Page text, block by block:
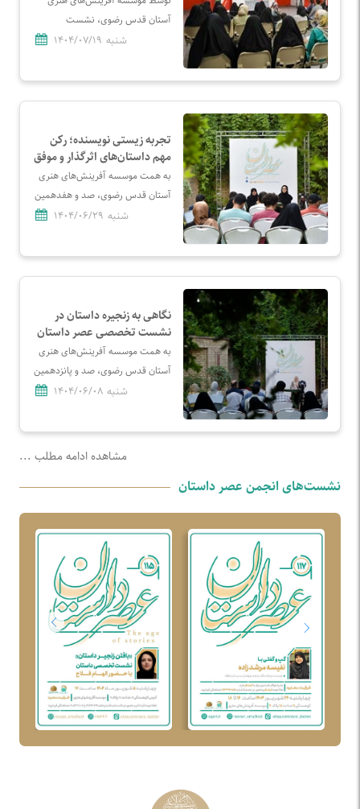
آستان قدس رضوی، نشست
تخصصی «جهان داستان، جهان
نگارخانه رضوان، برگزار شد.
شنبه ۱۴۰۴/۰۷/۱۹
تجربه زیستی نویسنده؛ رکن
مهم داستان‌‌های اثرگذار و موفق
به همت موسسه آفرینش‌های هنری
آستان قدس رضوی، صد و هفدهمین
نشست «عصر داستان» با حضور
ویراستار و مدیر نشر اطراف برگزار
شد.
شنبه ۱۴۰۴/۰۶/۲۹
نگاهی به زنجیره داستان در
نشست تخصصی عصر داستان
به همت موسسه آفرینش‌های هنری
آستان قدس رضوی، صد و پانزدهمین
نشست تخصصی «عصر داستان» با
شد.
شنبه ۱۴۰۴/۰۶/۰۸
مشاهده ادامه مطلب ...
نشست‌های انجمن عصر داستان